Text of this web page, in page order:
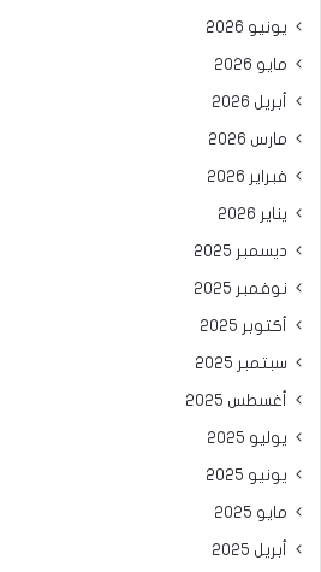
يونيو 2026
مايو 2026
أبريل 2026
مارس 2026
فبراير 2026
يناير 2026
ديسمبر 2025
نوفمبر 2025
أكتوبر 2025
سبتمبر 2025
أغسطس 2025
يوليو 2025
يونيو 2025
مايو 2025
أبريل 2025